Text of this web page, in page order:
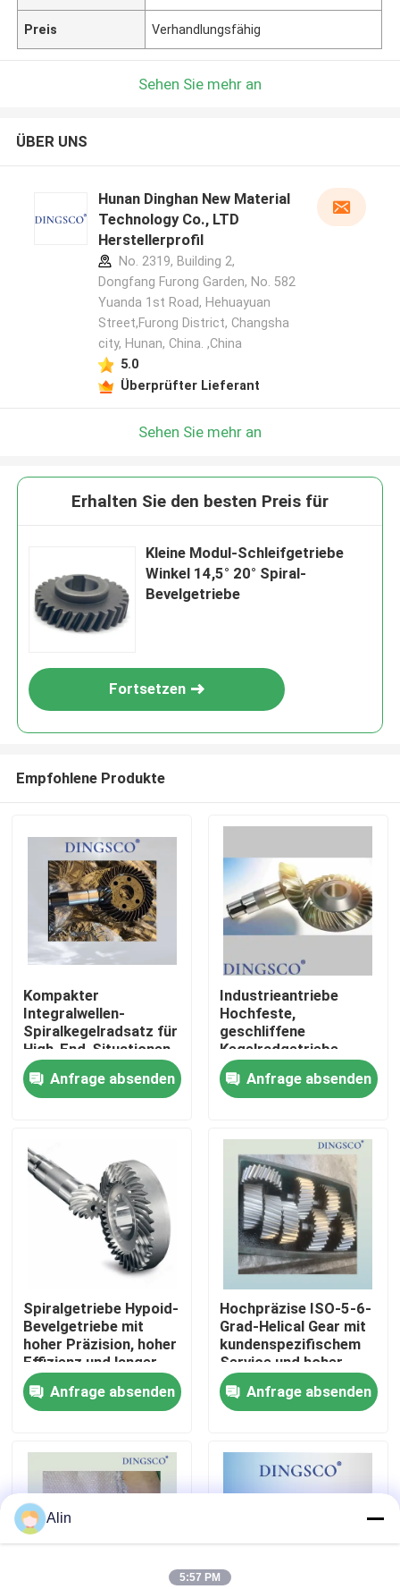
Zu Hause
Videos
Qualitätskontrolle
Kontakt mit uns
Fälle
Preis Verhandlungsfähig
Sehen Sie mehr an
ÜBER UNS
Hunan Dinghan New Material
Technology Co., LTD
Herstellerprofil
No. 2319, Building 2,
Dongfang Furong Garden, No. 582
Yuanda 1st Road, Hehuayuan
Street,Furong District, Changsha
city, Hunan, China. ,China
5.0
Überprüfter Lieferant
Sehen Sie mehr an
Erhalten Sie den besten Preis für
Kleine Modul-Schleifgetriebe
Winkel 14,5° 20° Spiral-
Bevelgetriebe
Fortsetzen
Empfohlene Produkte
Kompakter
Integralwellen-
Spiralkegelradsatz für
High-End-Situationen
Anfrage absenden
Industrieantriebe
Hochfeste,
geschliffene
Kegelradgetriebe
Herstellung
Anfrage absenden
Spiralgetriebe Hypoid-
Bevelgetriebe mit
hoher Präzision, hoher
Effizienz und langer
Lebensdauer
Anfrage absenden
Hochpräzise ISO-5-6-
Grad-Helical Gear mit
kundenspezifischem
Service und hoher
Tragfähigkeit
Anfrage absenden
Alin
5:57 PM